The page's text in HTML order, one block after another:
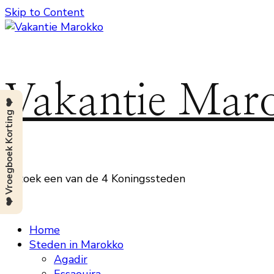
Skip to Content
Vakantie
Bezoek een van de 4 Koningssteden
Home
Steden in Marokko
Agadir
❤️ Vroegboek Korting ❤️